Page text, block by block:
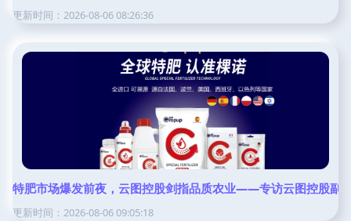
更新时间：2026-08-06 08:26:36
特肥市场爆发前夜，云图控股剑指品质农业——专访云图控股副
更新时间：2026-08-06 09:05:18